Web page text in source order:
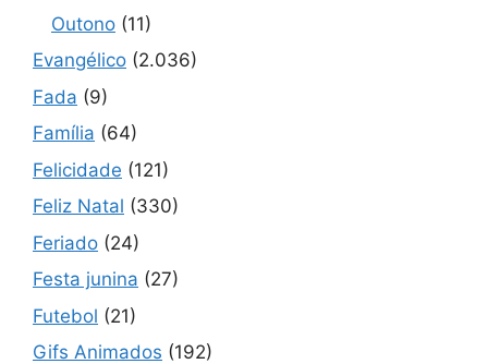
Outono (11)
Evangélico (2.036)
Fada (9)
Família (64)
Felicidade (121)
Feliz Natal (330)
Feriado (24)
Festa junina (27)
Futebol (21)
Gifs Animados (192)